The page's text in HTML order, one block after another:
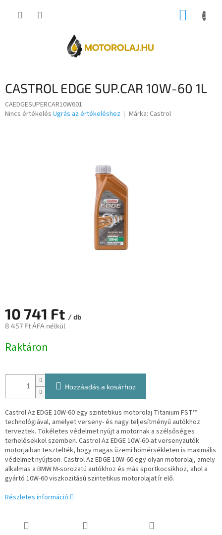
KOSÁR
CASTROL EDGE SUP.CAR 10W-60 1L
CAEDGESUPERCAR10W601
A
Nincs értékelés Ugrás az értékeléshez Márka: Castrol
10 741 Ft / db
8 457 Ft ÁFA nélkül
Raktáron
Hozzáadás a kosárhoz
Castrol Az EDGE 10W-60 egy szintetikus motorolaj Titanium FST™
technológiával, amelyet verseny- és nagy teljesítményű autókhoz
terveztek. Tökéletes védelmet nyújt a motornak a szélsőséges
terhelésekkel szemben. Castrol Az EDGE 10W-60-at versenyautók
motorjaiban tesztelték, hogy magas üzemi hőmérsékleten is maximális
védelmet nyújtson. Castrol Az EDGE 10W-60 egy olyan motorolaj, amely
alkalmas a BMW M-sorozatú autókhoz és más sportkocsikhoz, ahol a
gyártó 10W-60 viszkozitású szintetikus motorolajat ír elő.
Részletes információ